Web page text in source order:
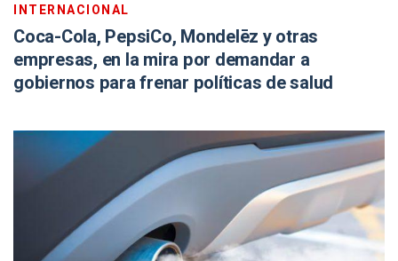
INTERNACIONAL
Coca-Cola, PepsiCo, Mondelēz y otras
empresas, en la mira por demandar a
gobiernos para frenar políticas de salud